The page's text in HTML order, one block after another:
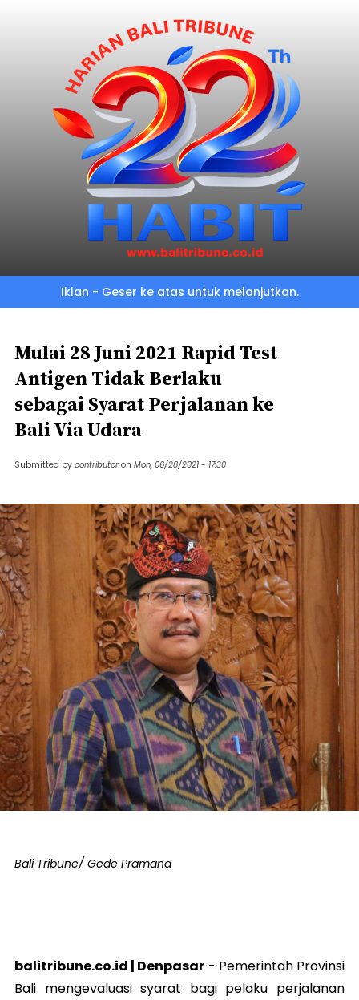
Iklan - Geser ke atas untuk melanjutkan.
Mulai 28 Juni 2021 Rapid Test
Antigen Tidak Berlaku
sebagai Syarat Perjalanan ke
Bali Via Udara
Submitted by contributor on Mon, 06/28/2021 - 17:30
Bali Tribune/ Gede Pramana
balitribune.co.id | Denpasar - Pemerintah Provinsi
Bali mengevaluasi syarat bagi pelaku perjalanan